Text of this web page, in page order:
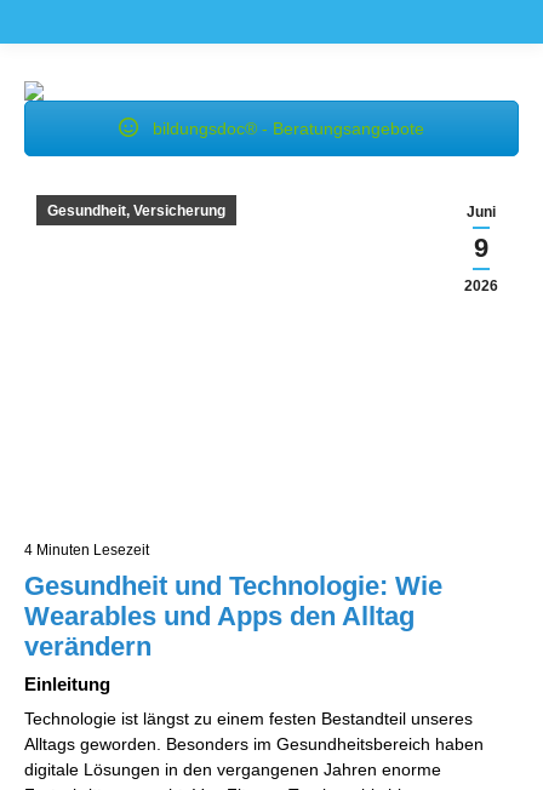
bildungsdoc® - Beratungsangebote
Juni
9
2026
Gesundheit, Versicherung
4 Minuten Lesezeit
Gesundheit und Technologie: Wie
Wearables und Apps den Alltag
verändern
Einleitung
Technologie ist längst zu einem festen Bestandteil unseres
Alltags geworden. Besonders im Gesundheitsbereich haben
digitale Lösungen in den vergangenen Jahren enorme